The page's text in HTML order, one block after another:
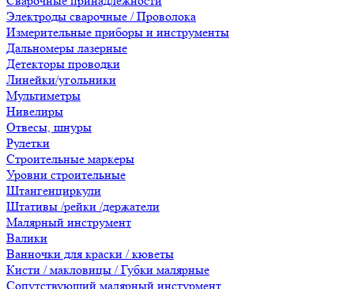
Электроды сварочные / Проволока
Измерительные приборы и инструменты
Дальномеры лазерные
Детекторы проводки
Линейки/угольники
Мультиметры
Нивелиры
Отвесы, шнуры
Рулетки
Строительные маркеры
Уровни строительные
Штангенциркули
Штативы /рейки /держатели
Малярный инструмент
Валики
Ванночки для краски / кюветы
Кисти / макловицы / Губки малярные
Сопутствующий малярный инстурмент